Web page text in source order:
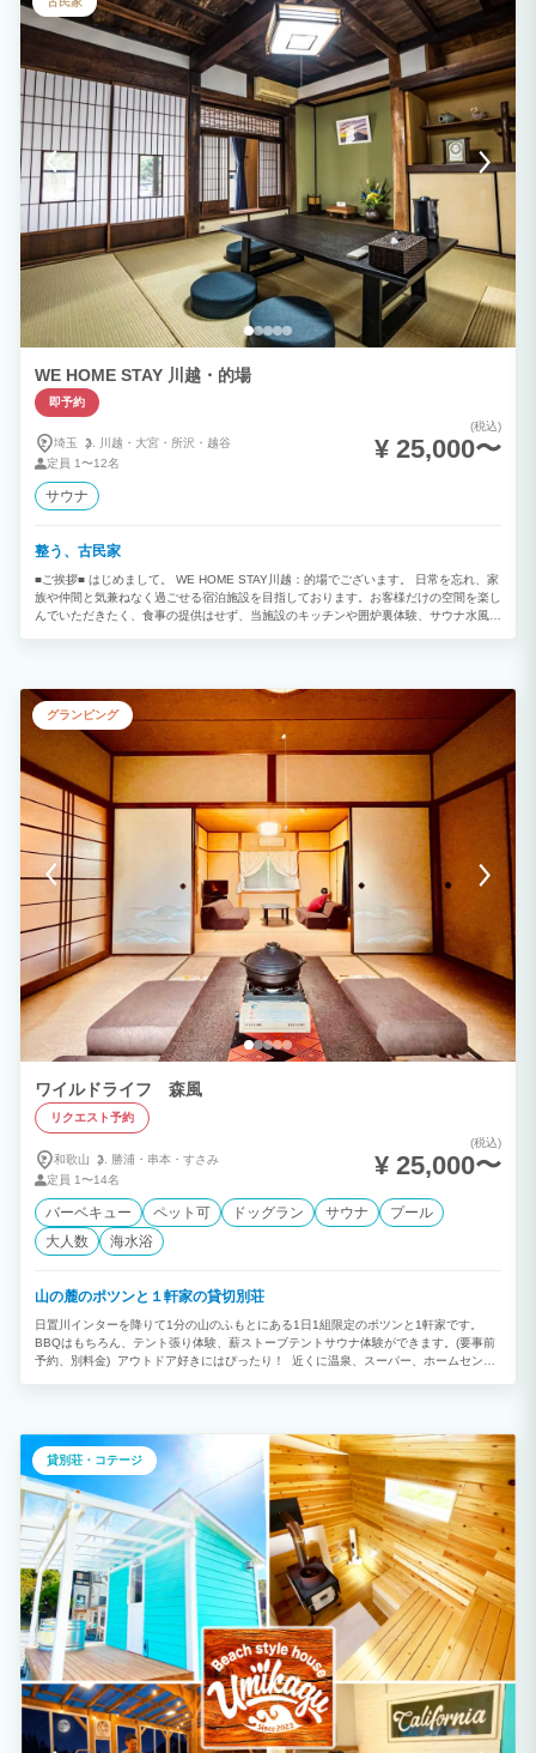
【ベッド】 ・クイーンベッド（シモンズ）1台 ・シングルベッド（シモンズ）2台 ・
シングルサイズエキストラベッド1台 2名様の場合は基本クイーンベッド1台をご利用
いただきます。シングルベッド2台をご希望の場合は事前にご連絡ください。 5名様の
場合はクイーンベッドを2名様でご利用いただきます。 【キッチン設備】 料理に必要
な調理器具・食器類を揃えております。 ・フライパン ・片手鍋、両手鍋 ・IH2口コン
ロ ・包丁、まな板、スライサー ・食器、グラス、カトラリー一式 ※割り箸・調味
料・ラップ・アルミホイルなどの消耗品はご用意しておりません。 【冷暖房費（別
途・1泊）】 5月～9月 1,000円 10月～4月 2,000円（薪ストーブ） 【Option】 ・
サウナ（2時間） 2名 4,000円 3名 4,500円 4名 5,000円 5名 5,500円 ・焚き火
3,000円 ・BBQセット 3,000円 （新品網・炭付き） 冷暖房費、オプション料金は
現地PayPay決済をお願いいたします。 ※焚き火・BBQ用品のお持ち込み、ペットの
ご宿泊はお断りしております。
WE HOME STAY 川越・的場
即予約
埼玉 川越・ 大宮・ 所沢・ 越谷
定員 1〜12名
(税込)
¥ 25,000〜
サウナ
整う、古民家
■ご挨拶■ はじめまして。 WE HOME STAY川越：的場でございます。 日常を忘れ、家
族や仲間と気兼ねなく過ごせる宿泊施設を目指しております。お客様だけの空間を楽し
んでいただきたく、食事の提供はせず、当施設のキッチンや囲炉裏体験、サウナ水風呂
広さ：約30平米 ■客室数：1室 ※全室禁煙（別途、喫煙所あり） ※トイレ、浴室、
キッチン、独立洗面所 2階洋室 ■広さ：約30平米 ■客室数：1室 ※全室禁煙（別
途、喫煙所あり） ■小学生未満の幼児は人数に含みません■ ■スタッフ不在の完全貸切
となります■ ■■■当館の自慢■■■ 【其の１】 築100年以上の古民家で宿泊体験。 昔な
がらの設備を生かし、リニューアルしております。 【其の２】 ■囲炉裏■ おつまみを
炙る、又は暖をとる目的のみでご利用ください。 火災予防の観点から、必ず消火をお
願いします。 ※匂いや油が発生する焼き肉等は禁止です。 【其の３】 ■低温サウナ＆
ヒノキ風呂(水風呂)■ 一人用 ～最大65度 タイマー式 古民家らしくヒノキの水風呂も
ご用意。 ※必ず水着着用でご利用ください。(水着はご持参くださいませ。) 【其の
４】 ■キッチン■ キッチンが自由に使えます ・コンロ、冷蔵庫、炊飯器、電子レン
ジ、オーブントースター ・ホットプレート、鍋、フライパン、包丁、まな板 ・他食器
類一式 【其の５】 ■2Fプレイルーム■ 【遊べるアイテムも盛りだくさん】 ・ミニビリ
ヤード台・ミニ卓球・ミニホッケー・ボードゲーム ・プロジェクターで映画見放題
※Amazonファイヤースティック完備で、プライムビデオ、YouTube等を自由に視聴出
来ます。 ※プレーステーション等のゲーム機、ソフトもご用意しております。 【其の
６】 ■サービス■ ・高速Wi-Fi完備 ・喫煙所スペース有 【ご注意】 ・館内着のご用意
はございません。 ・当館駐車場までの道幅は大変狭くなっており、途中に隣地との境
界に支柱が設置されております。 車幅2000mm以下の普通車及び軽自動車は通過及び
駐車場利用可能ですが、十分に注意してお越しくださいませ。 ※近隣コインPA情報は
公式HPアクセス欄をご確認くださいませ。 □□□周辺情報□□□ JR川越線 的場
駅・・・徒歩約5分 スーパー（ベルク）・・・徒歩約13分 コンビニ（セブンイレブ
ン）・・・徒歩約4分 ホームセンター・・・徒歩約16分
グランピング
ワイルドライフ 森風
リクエスト予約
和歌山 勝浦・ 串本・ すさみ
定員 1〜14名
(税込)
¥ 25,000〜
バーベキュー ペット可 ドッグラン サウナ
プール
大人数
海水浴
山の麓のポツンと１軒家の貸切別荘
日置川インターを降りて1分の山のふもとにある1日1組限定のポツンと1軒家です。
BBQはもちろん、テント張り体験、薪ストーブテントサウナ体験ができます。(要事前
予約、別料金) アウトドア好きにはぴったり！ 近くに温泉、スーパー、ホームセンタ
貸別荘・コテージ